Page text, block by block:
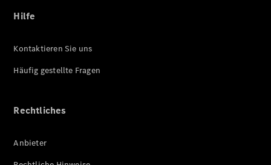
Hilfe
Kontaktieren Sie uns
Häufig gestellte Fragen
Rechtliches
Anbieter